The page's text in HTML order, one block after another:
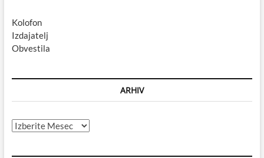
Kolofon
Izdajatelj
Obvestila
ARHIV
Arhiv